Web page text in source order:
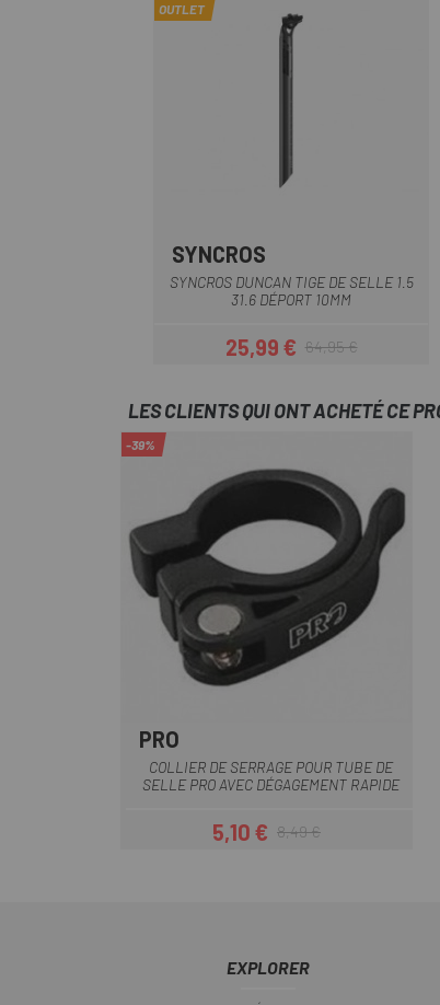
OUTLET
SYNCROS
SYNCROS DUNCAN TIGE DE SELLE 1.5
31.6 DÉPORT 10MM
Prix
25,99 €Prix habituel
64,95 €
LES CLIENTS QUI ONT ACHETÉ CE
-39%
PRO
COLLIER DE SERRAGE POUR TUBE DE
SELLE PRO AVEC DÉGAGEMENT RAPIDE
Prix
5,10 €Prix habituel
8,49 €
EXPLORER